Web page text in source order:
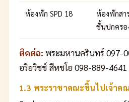
ห้องพัก SPD 18
ห้องพักสา
ชั้นปกครอ
ติดต่อ: พระมหานครินทร์ 097-
อริยวิชช์ สีหชโย 098-889-4641
1.3 พระราชาคณะขึ้นไปเจ้าค